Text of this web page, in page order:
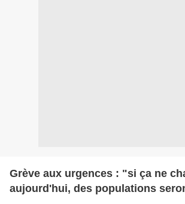
Grève aux urgences : "si ça ne
aujourd'hui, des populations